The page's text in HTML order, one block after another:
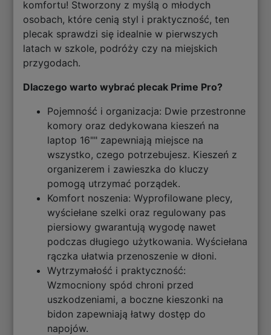
komfortu! Stworzony z myślą o młodych
osobach, które cenią styl i praktyczność, ten
plecak sprawdzi się idealnie w pierwszych
latach w szkole, podróży czy na miejskich
przygodach.
Dlaczego warto wybrać plecak Prime Pro?
Pojemność i organizacja: Dwie przestronne
komory oraz dedykowana kieszeń na
laptop 16"" zapewniają miejsce na
wszystko, czego potrzebujesz. Kieszeń z
organizerem i zawieszka do kluczy
pomogą utrzymać porządek.
Komfort noszenia: Wyprofilowane plecy,
wyściełane szelki oraz regulowany pas
piersiowy gwarantują wygodę nawet
podczas długiego użytkowania. Wyściełana
rączka ułatwia przenoszenie w dłoni.
Wytrzymałość i praktyczność:
Wzmocniony spód chroni przed
uszkodzeniami, a boczne kieszonki na
bidon zapewniają łatwy dostęp do
napojów.